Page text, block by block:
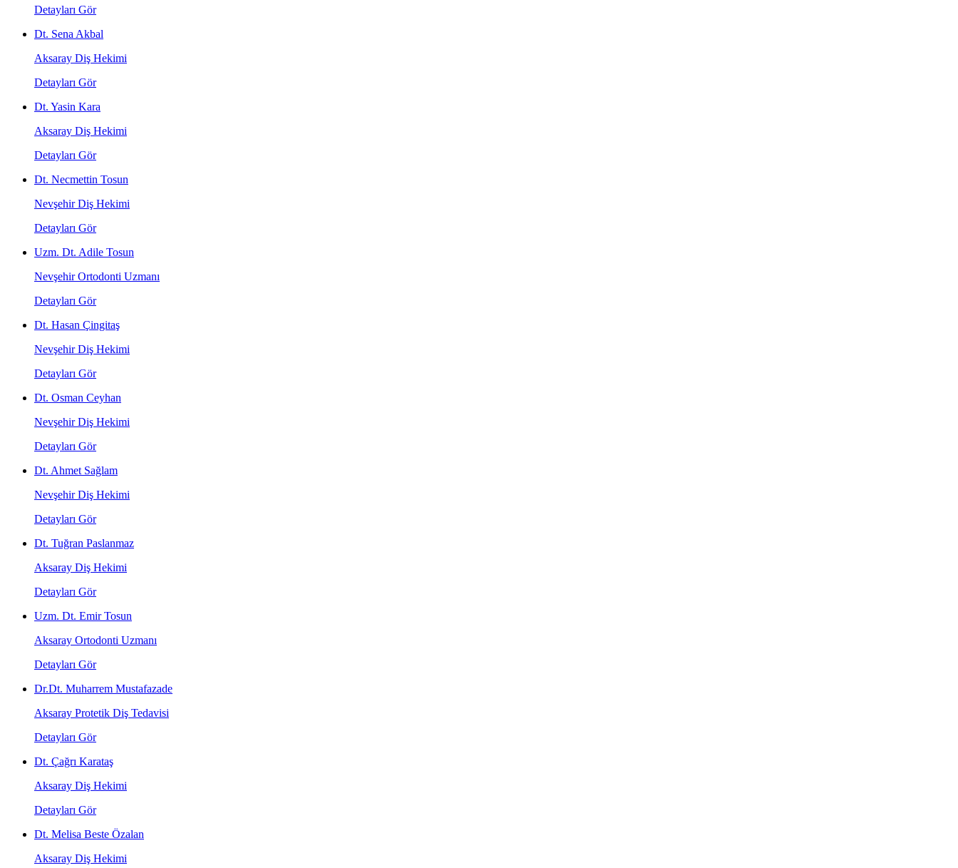
Detayları Gör
Dt. Sena Akbal
Aksaray Diş Hekimi
Detayları Gör
Dt. Yasin Kara
Aksaray Diş Hekimi
Detayları Gör
Dt. Necmettin Tosun
Nevşehir Diş Hekimi
Detayları Gör
Uzm. Dt. Adile Tosun
Nevşehir Ortodonti Uzmanı
Detayları Gör
Dt. Hasan Çingitaş
Nevşehir Diş Hekimi
Detayları Gör
Dt. Osman Ceyhan
Nevşehir Diş Hekimi
Detayları Gör
Dt. Ahmet Sağlam
Nevşehir Diş Hekimi
Detayları Gör
Dt. Tuğran Paslanmaz
Aksaray Diş Hekimi
Detayları Gör
Uzm. Dt. Emir Tosun
Aksaray Ortodonti Uzmanı
Detayları Gör
Dr.Dt. Muharrem Mustafazade
Aksaray Protetik Diş Tedavisi
Detayları Gör
Dt. Çağrı Karataş
Aksaray Diş Hekimi
Detayları Gör
Dt. Melisa Beste Özalan
Aksaray Diş Hekimi